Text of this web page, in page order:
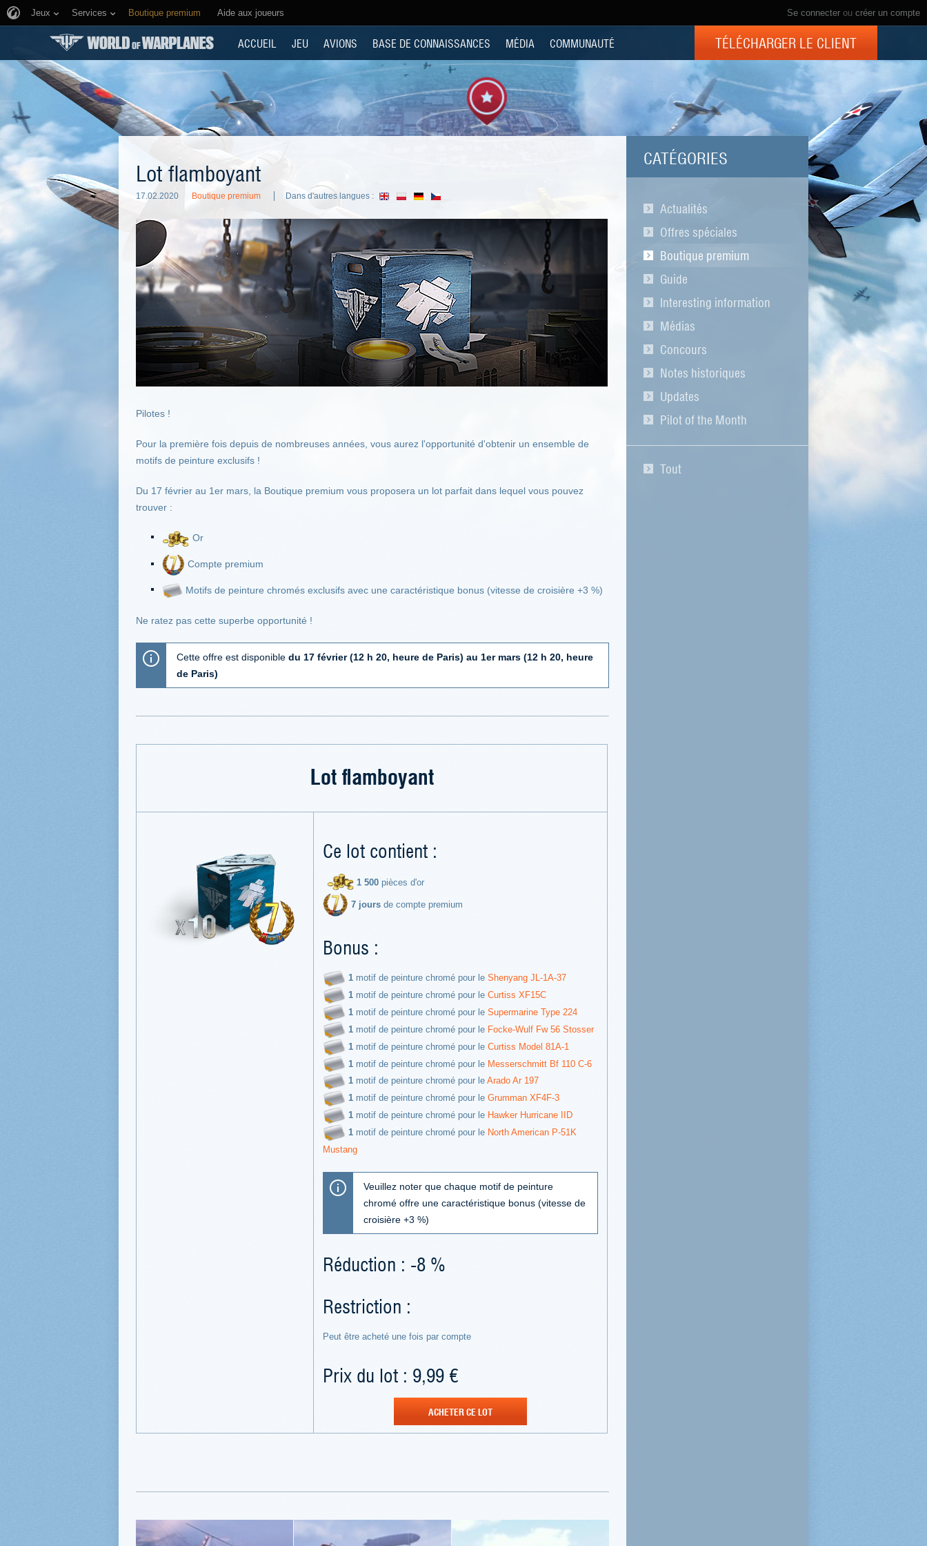
Se connecter ou créer un compte
Jeux Services Boutique premium Aide aux joueurs
ACCUEIL JEU AVIONS BASE DE CONNAISSANCES MÉDIA COMMUNAUTÉ TÉLÉCHARGER LE CLIENT
CATÉGORIES
Actualités
Offres spéciales
Boutique premium
Guide
Interesting information
Médias
Concours
Notes historiques
Updates
Pilot of the Month
Tout
Lot flamboyant
17.02.2020 Boutique premium Dans d'autres langues :
Pilotes !
Pour la première fois depuis de nombreuses années, vous aurez l'opportunité d'obtenir un ensemble de
motifs de peinture exclusifs !
Du 17 février au 1er mars, la Boutique premium vous proposera un lot parfait dans lequel vous pouvez
trouver :
Or
Compte premium
Motifs de peinture chromés exclusifs avec une caractéristique bonus (vitesse de croisière +3 %)
Ne ratez pas cette superbe opportunité !
Cette offre est disponible du 17 février (12 h 20, heure de Paris) au 1er mars (12 h 20, heure
de Paris)
Lot flamboyant
Ce lot contient :
1 500 pièces d'or
7 jours de compte premium
Bonus :
1 motif de peinture chromé pour le Shenyang JL-1A-37
1 motif de peinture chromé pour le Curtiss XF15C
1 motif de peinture chromé pour le Supermarine Type 224
1 motif de peinture chromé pour le Focke-Wulf Fw 56 Stosser
1 motif de peinture chromé pour le Curtiss Model 81A-1
1 motif de peinture chromé pour le Messerschmitt Bf 110 C-6
1 motif de peinture chromé pour le Arado Ar 197
1 motif de peinture chromé pour le Grumman XF4F-3
1 motif de peinture chromé pour le Hawker Hurricane IID
1 motif de peinture chromé pour le North American P-51K
Mustang
Veuillez noter que chaque motif de peinture
chromé offre une caractéristique bonus (vitesse de
croisière +3 %)
Réduction : -8 %
Restriction :
Peut être acheté une fois par compte
Prix du lot : 9,99 €
ACHETER CE LOT